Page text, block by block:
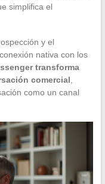
simplifica el
y el
nativa con los
transforma
comercial
como un canal